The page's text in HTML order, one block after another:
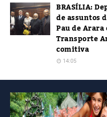
BRASÍLIA:
de assuntos
Pau de
Transporte
comitiva
14:05